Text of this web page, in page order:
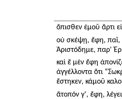
ὄπισθεν ἐμοῦ ἄρτι
οὐ σκέψῃ, ἔφη, παῖ,
Ἀριστόδημε, παρ'
καὶ ἓ μὲν ἔφη
ἀγγέλλοντα ὅτι
ἕστηκεν, κἀμοῦ
ἄτοπόν γ', ἔφη,